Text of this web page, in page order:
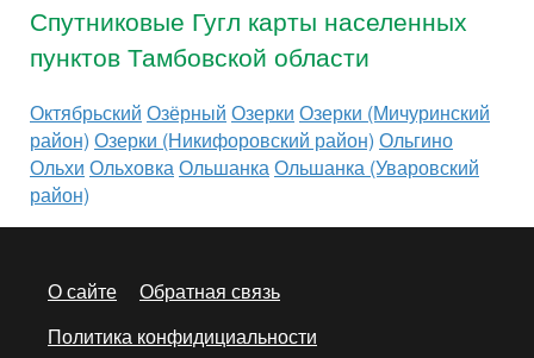
Спутниковые Гугл карты населенных
пунктов Тамбовской области
Октябрьский Озёрный Озерки Озерки (Мичуринский
район) Озерки (Никифоровский район) Ольгино
Ольхи Ольховка Ольшанка Ольшанка (Уваровский
район)
О сайте
Обратная связь
Политика конфидициальности